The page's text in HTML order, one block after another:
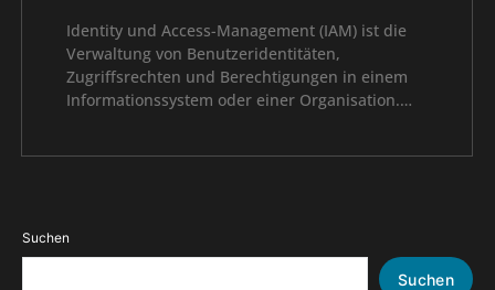
Identity und Access-Management (IAM) ist die
Verwaltung von Benutzeridentitäten,
Zugriffsrechten und Berechtigungen in einem
Informationssystem oder einer Organisation.…
Suchen
Suchen